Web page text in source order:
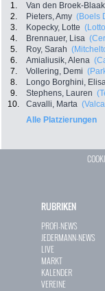
1. Van den Broek-
2.
Pieters, Amy (Boels
3.
Kopecky, Lotte
4.
Brennauer, Lisa
5.
Roy, Sarah
6.
Amialiusik, Alena
7.
Vollering, Demi
8.
Longo Borghini,
9.
Stephens, Lauren
10.
Cavalli, Marta
Alle Platzierungen
RUBRIKEN
PROFI-NEWS
JEDERMANN-NEWS
LIVE
MARKT
KALENDER
VEREINE